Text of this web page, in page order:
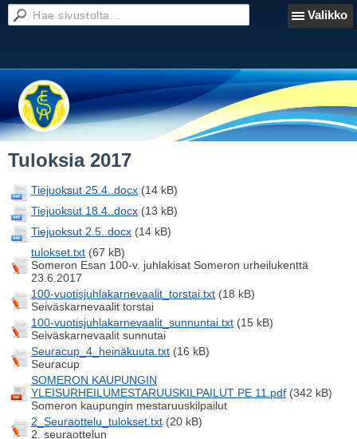
Valikko
Tuloksia 2017
Tiejuoksut 25.4..docx (14 kB)
Tiejuoksut 18.4..docx (13 kB)
Tiejuoksut 2.5..docx (14 kB)
tulokset.txt (67 kB)
Someron Esan 100-v. juhlakisat Someron urheilukenttä
23.6.2017
100-vuotisjuhlakarnevaalit_torstai.txt (18 kB)
Seiväskarnevaalit torstai
100-vuotisjuhlakarnevaalit_sunnuntai.txt (15 kB)
Seiväskarnevaalit sunnutai
Seuracup_4_heinäkuuta.txt (16 kB)
Seuracup
SOMERON KAUPUNGIN
YLEISURHEILUMESTARUUSKILPAILUT PE 11.pdf (342 kB)
Someron kaupungin mestaruuskilpailut
2_Seuraottelu_tulokset.txt (20 kB)
2. seuraottelun